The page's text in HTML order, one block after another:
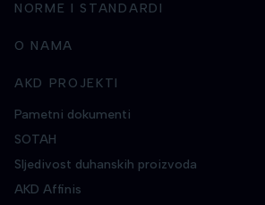
NORME I STANDARDI
O NAMA
AKD PROJEKTI
Pametni dokumenti
SOTAH
Sljedivost duhanskih proizvoda
AKD Affinis